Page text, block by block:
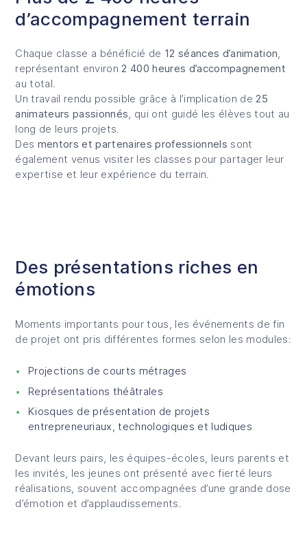
d’accompagnement terrain
Chaque classe a bénéficié de 12 séances d’animation,
représentant environ2 400 heures d’accompagnement
au total.
Un travail rendu possible grâce à l’implication de25
animateurs passionnés, qui ont guidé les élèves tout au
long de leurs projets.
Des mentors et partenaires professionnels sont
également venus visiter les classes pour partager leur
expertise et leur expérience du terrain.
Des présentations riches en
émotions
Moments importants pour tous, les événements de fin
de projet ont pris différentes formes selon les modules:
Projections de courts métrages
Représentations théâtrales
Kiosques de présentation de projets
entrepreneuriaux, technologiques et ludiques
Devant leurs pairs, les équipes-écoles, leurs parents et
les invités, les jeunes ont présenté avec fierté leurs
réalisations, souvent accompagnées d’une grande dose
d’émotion et d’applaudissements.